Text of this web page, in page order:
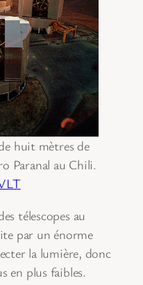
huit mètres de
Paranal au Chili.
télescopes au
par un énorme
la lumière, donc
en plus faibles.